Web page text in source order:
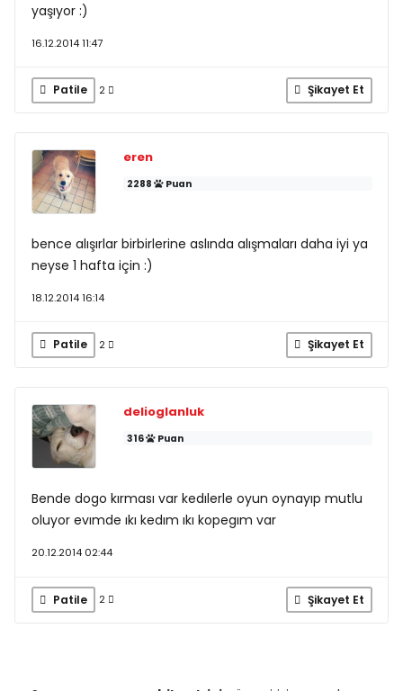
yaşıyor :)
16.12.2014 11:47
Patile 2 Şikayet Et
eren
2288 Puan
bence alışırlar birbirlerine aslında alışmaları daha iyi ya
neyse 1 hafta için :)
18.12.2014 16:14
Patile 2 Şikayet Et
delioglanluk
316 Puan
Bende dogo kırması var kedılerle oyun oynayıp mutlu
oluyor evımde ıkı kedım ıkı kopegım var
20.12.2014 02:44
Patile 2 Şikayet Et